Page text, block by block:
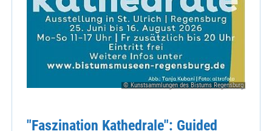
© Kunstsammlungen des Bistums Regensburg
"Faszination Kathedrale": Guided